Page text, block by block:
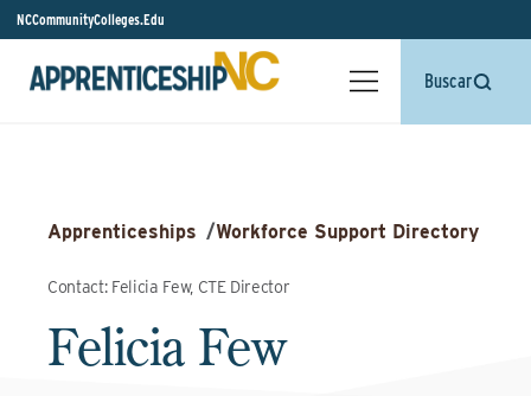
NCCommunityColleges.Edu
Buscar
Apprenticeships /Workforce Support Directory
Contact: Felicia Few, CTE Director
Felicia Few